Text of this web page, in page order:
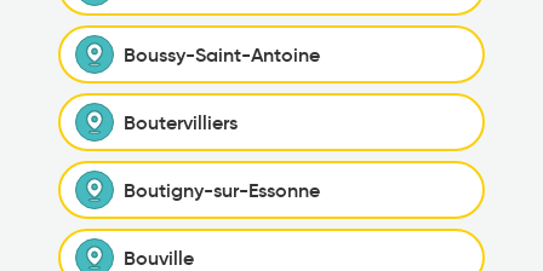
Boussy-Saint-Antoine
Boutervilliers
Boutigny-sur-Essonne
Bouville